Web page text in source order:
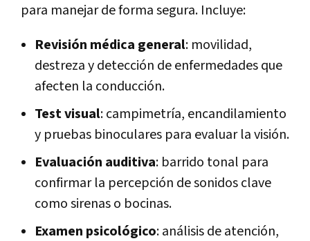
para manejar de forma segura. Incluye:
Revisión médica general: movilidad,
destreza y detección de enfermedades que
afecten la conducción.
Test visual: campimetría, encandilamiento
y pruebas binoculares para evaluar la visión.
Evaluación auditiva: barrido tonal para
confirmar la percepción de sonidos clave
como sirenas o bocinas.
Examen psicológico: análisis de atención,